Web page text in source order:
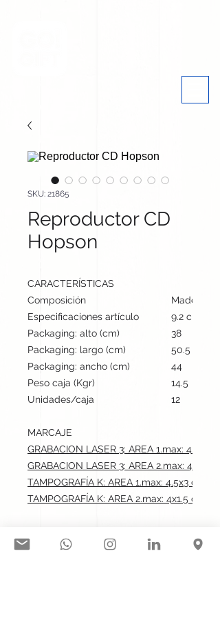
SKU: 21865
Reproductor CD
Hopson
CARACTERÍSTICAS
Composición
Madera
Especificaciones artículo
9.2 cm /
Packaging: alto (cm)
38
Packaging: largo (cm)
50.5
Packaging: ancho (cm)
44
Peso caja (Kgr)
14.5
Unidades/caja
12
MARCAJE
GRABACION LASER 3: AREA 1.max: 4.5x3 cm
GRABACION LASER 3: AREA 2.max: 4x1.5 cm
TAMPOGRAFÍA K: AREA 1.max: 4.5x3 cm
TAMPOGRAFÍA K: AREA 2.max: 4x1.5 cm